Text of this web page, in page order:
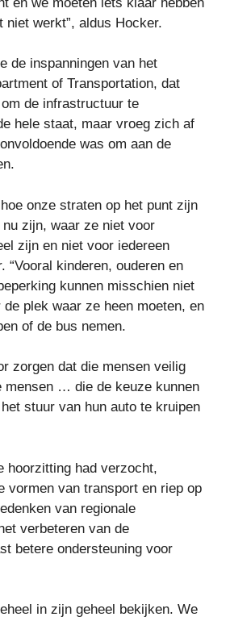
niet werkt”, aldus Hocker.
de inspanningen van het
of Transportation, dat
de infrastructuur te
hele staat, maar vroeg zich af
was om aan de
onze straten op het punt zijn
zijn, waar ze niet voor
zijn en niet voor iedereen
“Vooral kinderen, ouderen en
kunnen misschien niet
plek waar ze heen moeten, en
of de bus nemen.
zorgen dat die mensen veilig
mensen … die de keuze kunnen
stuur van hun auto te kruipen
hoorzitting had verzocht,
vormen van transport en riep op
van regionale
verbeteren van de
betere ondersteuning voor
in zijn geheel bekijken. We